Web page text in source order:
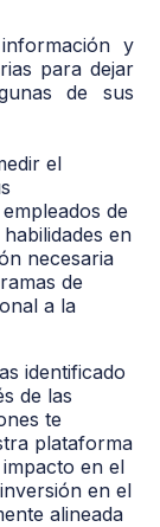
y
para dejar
de sus
el
de
en
necesaria
de
a la
identificado
de las
te
plataforma
en el
en el
alineada